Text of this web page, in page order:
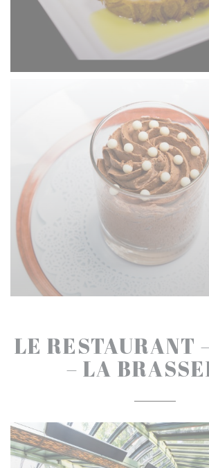
LE RESTAURANT
– LA